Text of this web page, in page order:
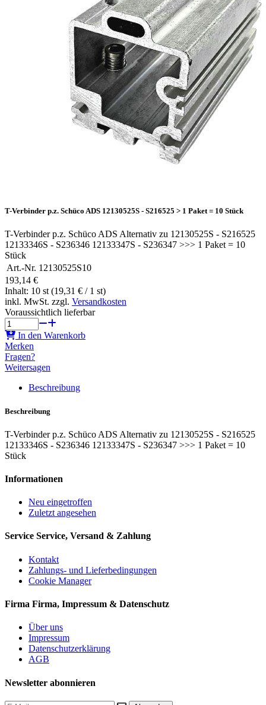
T-Verbinder p.z. Schüco ADS 12130525S - S216525 > 1 Paket = 10 Stück
T-Verbinder p.z. Schüco ADS Alternativ zu 12130525S - S216525
12133346S - S236346 12133347S - S236347 >>> 1 Paket = 10
Stück
Art.-Nr. 12130525S10
193,14 €
Inhalt: 10 st (19,31 € / 1 st)
inkl. MwSt. zzgl. Versandkosten
Voraussichtlich lieferbar
In den Warenkorb
Merken
Fragen?
Weitersagen
Beschreibung
Beschreibung
T-Verbinder p.z. Schüco ADS Alternativ zu 12130525S - S216525
12133346S - S236346 12133347S - S236347 >>> 1 Paket = 10
Stück
Informationen
Neu eingetroffen
Zuletzt angesehen
Service Service, Versand & Zahlung
Kontakt
Zahlungs- und Lieferbedingungen
Cookie Manager
Firma Firma, Impressum & Datenschutz
Über uns
Impressum
Datenschutzerklärung
AGB
Newsletter abonnieren